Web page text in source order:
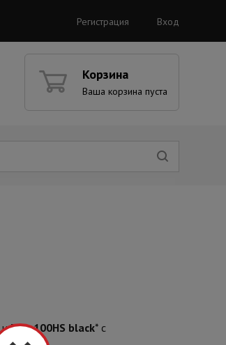
Регистрация Вход
Корзина
Ваша корзина пуста
иTSt-100HS black* с